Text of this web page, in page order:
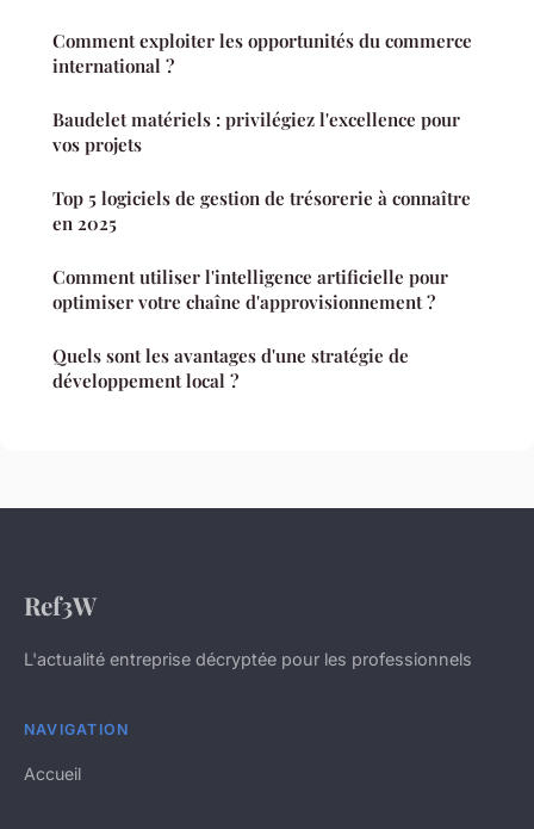
Comment exploiter les opportunités du commerce
international ?
Baudelet matériels : privilégiez l'excellence pour
vos projets
Top 5 logiciels de gestion de trésorerie à connaître
en 2025
Comment utiliser l'intelligence artificielle pour
optimiser votre chaîne d'approvisionnement ?
Quels sont les avantages d'une stratégie de
développement local ?
Ref3W
L'actualité entreprise décryptée pour les professionnels
NAVIGATION
Accueil